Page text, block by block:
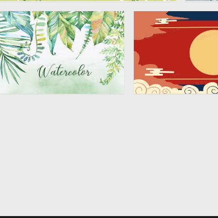
文艺清新手绘天空卡通背景
素材
4583 × 2500